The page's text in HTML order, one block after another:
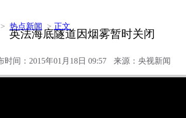
> 热点新闻 > 正文
英法海底隧道因烟雾暂时关闭
时间：2015年01月18日 09:57 来源：央视新闻